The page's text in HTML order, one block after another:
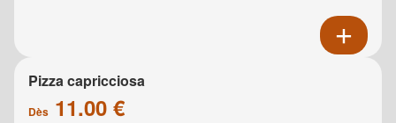
Pizza capricciosa
Dès 11.00 €